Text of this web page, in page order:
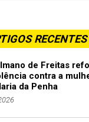
RECENTES
de Freitas
contra a
da Penha